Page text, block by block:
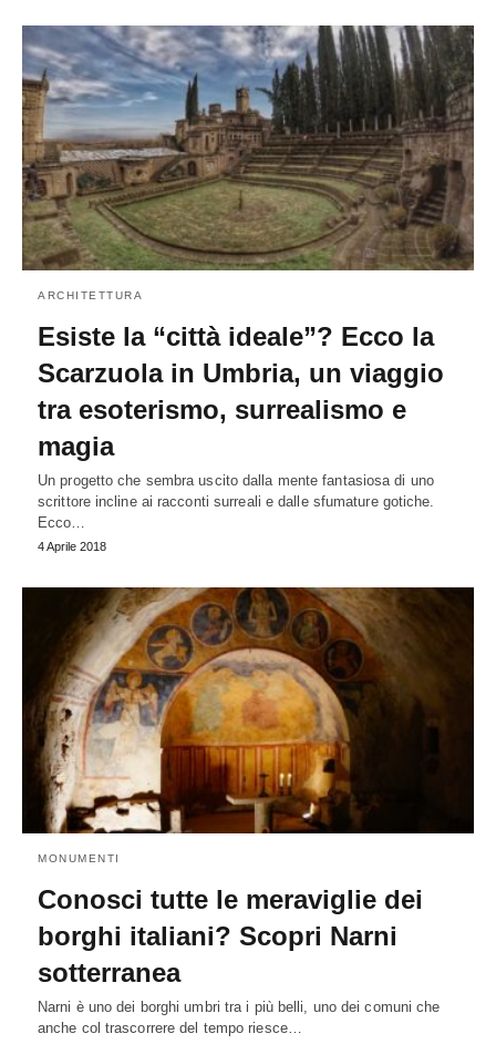
ARCHITETTURA
Esiste la “città ideale”? Ecco la
Scarzuola in Umbria, un viaggio
tra esoterismo, surrealismo e
magia
Un progetto che sembra uscito dalla mente fantasiosa di uno
scrittore incline ai racconti surreali e dalle sfumature gotiche.
Ecco…
4 Aprile 2018
MONUMENTI
Conosci tutte le meraviglie dei
borghi italiani? Scopri Narni
sotterranea
Narni è uno dei borghi umbri tra i più belli, uno dei comuni che
anche col trascorrere del tempo riesce…